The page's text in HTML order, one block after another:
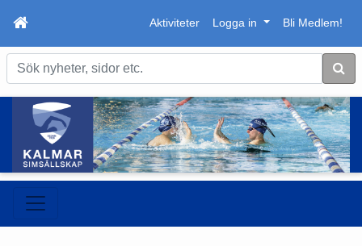
Aktiviteter Logga in Bli Medlem!
Sök